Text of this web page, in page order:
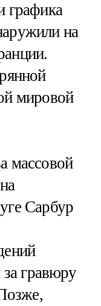
графика
на
мировой
массовой
Сарбур
за гравюру